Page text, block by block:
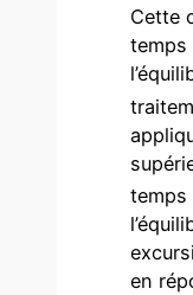
Cette
temps
temps
en